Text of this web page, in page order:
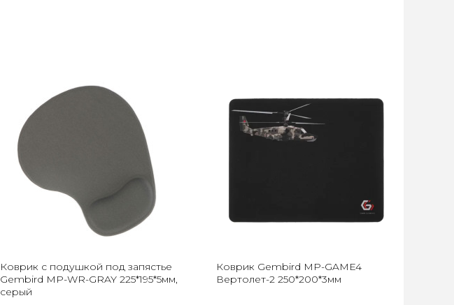
Коврик с подушкой под запястье
Gembird MP-WR-GRAY 225*195*5мм,
серый
Коврик Gembird MP-GAME4
Вертолет-2 250*200*3мм